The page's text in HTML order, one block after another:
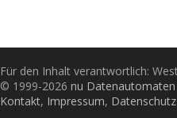
Für den Inhalt verantwortlich:
© 1999-2026 nu
Kontakt, Impressum, Datenschutz